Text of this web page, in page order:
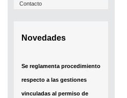
Contacto
Novedades
Se reglamenta procedimiento
respecto a las gestiones
vinculadas al permiso de